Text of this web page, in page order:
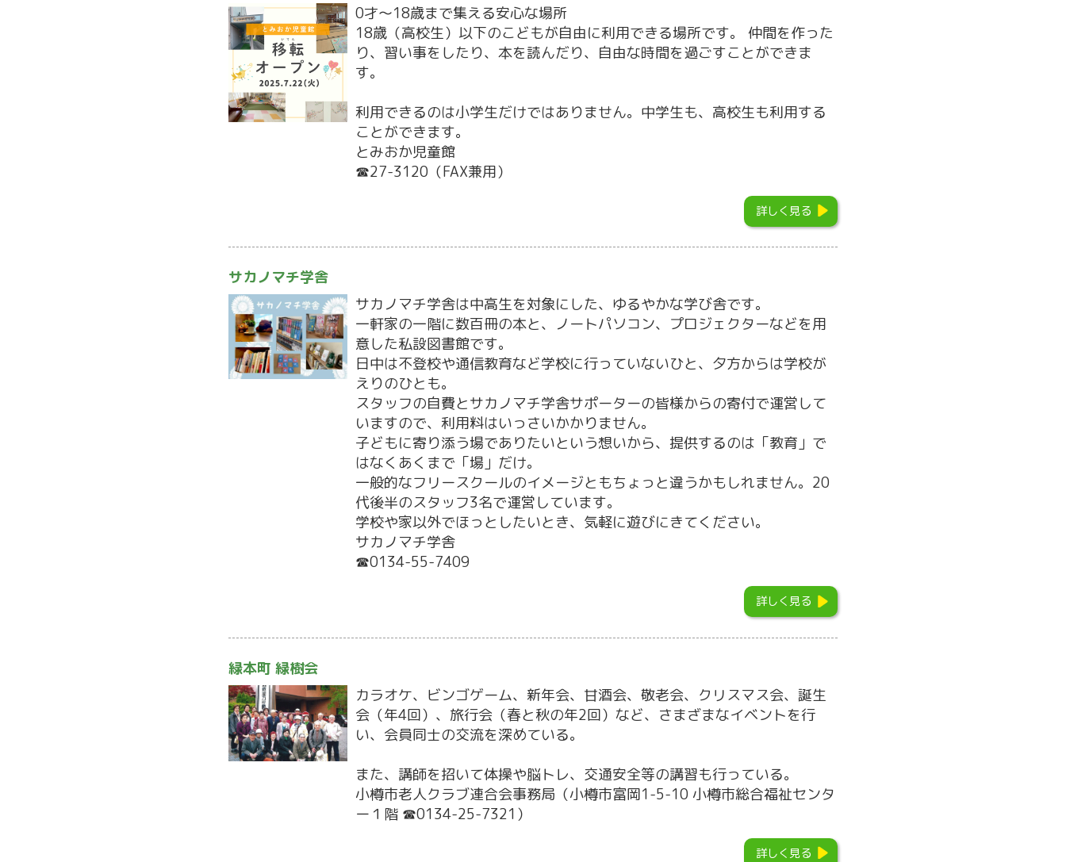
0才～18歳まで集える安心な場所
18歳（高校生）以下のこどもが自由に利用できる場所です。 仲間を作った
り、習い事をしたり、本を読んだり、自由な時間を過ごすことができま
す。
利用できるのは小学生だけではありません。中学生も、高校生も利用する
ことができます。
とみおか児童館
☎27-3120（FAX兼用）
詳しく見る
サカノマチ学舎
サカノマチ学舎は中高生を対象にした、ゆるやかな学び舎です。
一軒家の一階に数百冊の本と、ノートパソコン、プロジェクターなどを用
意した私設図書館です。
日中は不登校や通信教育など学校に行っていないひと、夕方からは学校が
えりのひとも。
スタッフの自費とサカノマチ学舎サポーターの皆様からの寄付で運営して
いますので、利用料はいっさいかかりません。
子どもに寄り添う場でありたいという想いから、提供するのは「教育」で
はなくあくまで「場」だけ。
一般的なフリースクールのイメージともちょっと違うかもしれません。20
代後半のスタッフ3名で運営しています。
学校や家以外でほっとしたいとき、気軽に遊びにきてください。
サカノマチ学舎
☎0134-55-7409
詳しく見る
緑本町 緑樹会
カラオケ、ビンゴゲーム、新年会、甘酒会、敬老会、クリスマス会、誕生
会（年4回）、旅行会（春と秋の年2回）など、さまざまなイベントを行
い、会員同士の交流を深めている。
また、講師を招いて体操や脳トレ、交通安全等の講習も行っている。
小樽市老人クラブ連合会事務局（小樽市富岡1-5-10 小樽市総合福祉センタ
ー１階 ☎0134-25-7321）
詳しく見る